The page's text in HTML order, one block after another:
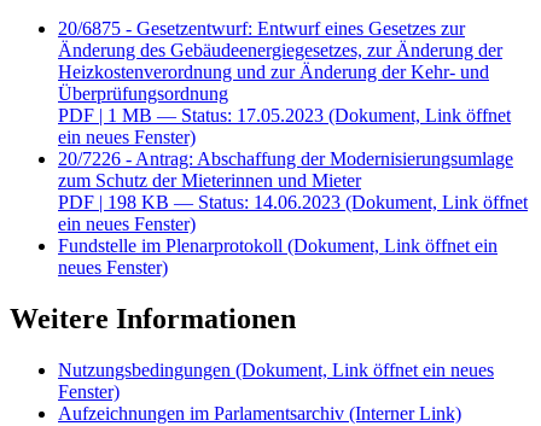
20/6875 - Gesetzentwurf: Entwurf eines Gesetzes zur
Änderung des Gebäudeenergiegesetzes, zur Änderung der
Heizkostenverordnung und zur Änderung der Kehr- und
Überprüfungsordnung
PDF | 1 MB — Status: 17.05.2023 (Dokument, Link öffnet
ein neues Fenster)
20/7226 - Antrag: Abschaffung der Modernisierungsumlage
zum Schutz der Mieterinnen und Mieter
PDF | 198 KB — Status: 14.06.2023 (Dokument, Link öffnet
ein neues Fenster)
Fundstelle im Plenarprotokoll (Dokument, Link öffnet ein
neues Fenster)
Weitere Informationen
Nutzungsbedingungen (Dokument, Link öffnet ein neues
Fenster)
Aufzeichnungen im Parlamentsarchiv (Interner Link)